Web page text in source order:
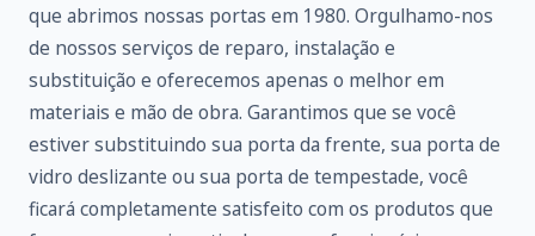
que abrimos nossas portas em 1980. Orgulhamo-nos
de nossos serviços de reparo, instalação e
substituição e oferecemos apenas o melhor em
materiais e mão de obra. Garantimos que se você
estiver substituindo sua porta da frente, sua porta de
vidro deslizante ou sua porta de tempestade, você
ficará completamente satisfeito com os produtos que